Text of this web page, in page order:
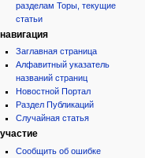
разделам Торы, текущие
статьи
навигация
Заглавная страница
Алфавитный указатель
названий страниц
Новостной Портал
Раздел Публикаций
Случайная статья
участие
Сообщить об ошибке